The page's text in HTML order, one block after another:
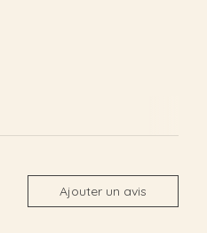
Ajouter un avis